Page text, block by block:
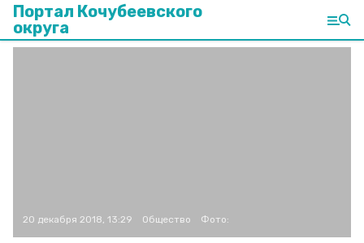
Портал Кочубеевского
округа
20 декабря 2018, 13:29 Общество Фото: